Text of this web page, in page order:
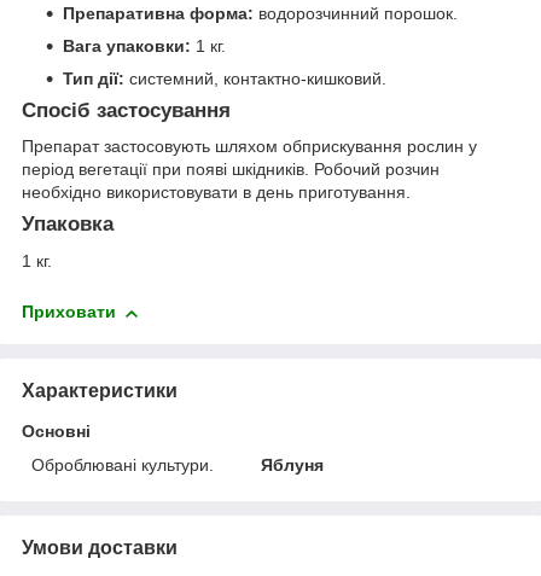
Препаративна форма: водорозчинний порошок.
Вага упаковки: 1 кг.
Тип дії: системний, контактно-кишковий.
Спосіб застосування
Препарат застосовують шляхом обприскування рослин у
період вегетації при появі шкідників. Робочий розчин
необхідно використовувати в день приготування.
Упаковка
1 кг.
Приховати
Характеристики
Основні
Оброблювані культури.
Яблуня
Умови доставки